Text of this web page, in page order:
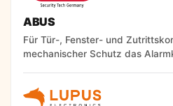
ABUS
Für Tür-, Fenster- und
mechanischer Schutz das